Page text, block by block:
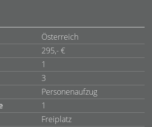
Österreich
295,- €
1
3
Personenaufzug
1
Freiplatz